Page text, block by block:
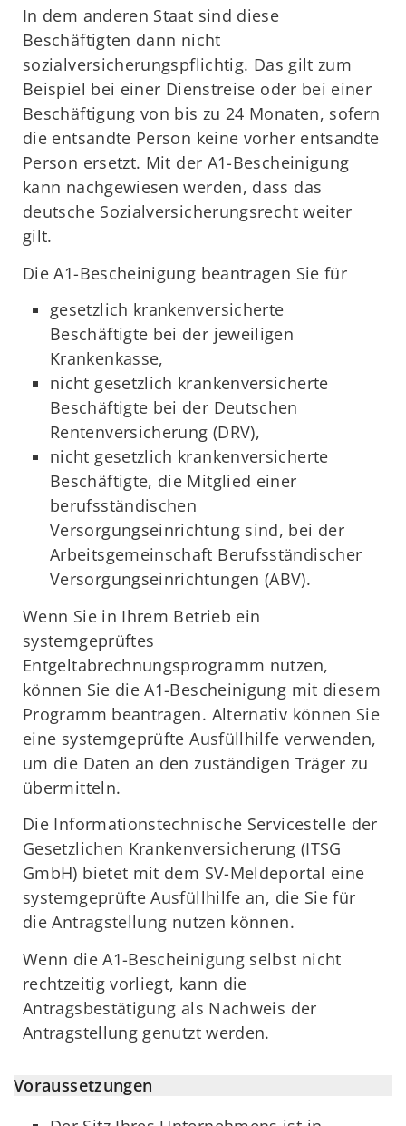
In dem anderen Staat sind diese
Beschäftigten dann nicht
sozialversicherungspflichtig. Das gilt zum
Beispiel bei einer Dienstreise oder bei einer
Beschäftigung von bis zu 24 Monaten, sofern
die entsandte Person keine vorher entsandte
Person ersetzt. Mit der A1-Bescheinigung
kann nachgewiesen werden, dass das
deutsche Sozialversicherungsrecht weiter
gilt.
Die A1-Bescheinigung beantragen Sie für
gesetzlich krankenversicherte
Beschäftigte bei der jeweiligen
Krankenkasse,
nicht gesetzlich krankenversicherte
Beschäftigte bei der Deutschen
Rentenversicherung (DRV),
nicht gesetzlich krankenversicherte
Beschäftigte, die Mitglied einer
berufsständischen
Versorgungseinrichtung sind, bei der
Arbeitsgemeinschaft Berufsständischer
Versorgungseinrichtungen (ABV).
Wenn Sie in Ihrem Betrieb ein
systemgeprüftes
Entgeltabrechnungsprogramm nutzen,
können Sie die A1-Bescheinigung mit diesem
Programm beantragen. Alternativ können Sie
eine systemgeprüfte Ausfüllhilfe verwenden,
um die Daten an den zuständigen Träger zu
übermitteln.
Die Informationstechnische Servicestelle der
Gesetzlichen Krankenversicherung (ITSG
GmbH) bietet mit dem SV-Meldeportal eine
systemgeprüfte Ausfüllhilfe an, die Sie für
die Antragstellung nutzen können.
Wenn die A1-Bescheinigung selbst nicht
rechtzeitig vorliegt, kann die
Antragsbestätigung als Nachweis der
Antragstellung genutzt werden.
Voraussetzungen